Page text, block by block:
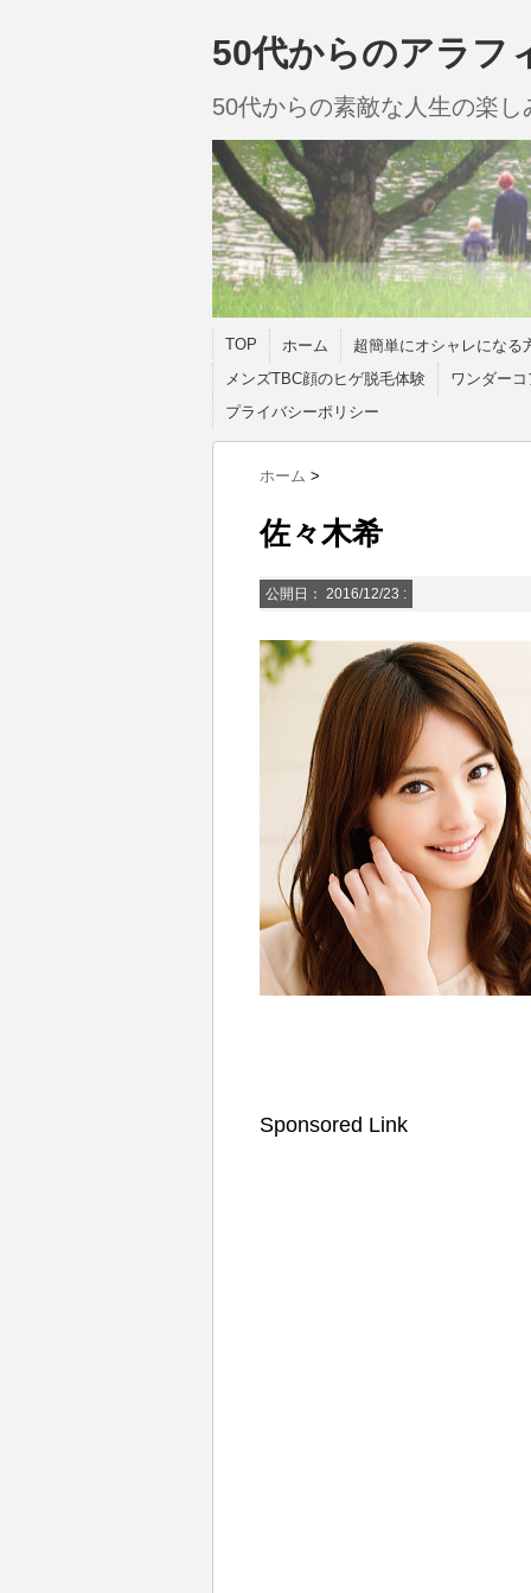
50代からのアラフ
50代からの素敵な人生の楽
TOP ホーム
超簡単にオシャレになる
メンズTBC顔のヒゲ脱毛体験
ワンダー
プライバシーポリシー
ホーム >
佐々木希
公開日： 2016/12/23 :
Sponsored Link